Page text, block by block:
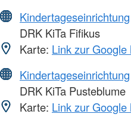
Kindertageseinrichtung
DRK KiTa Fifikus
Karte: Link zur
Kindertageseinrichtung
DRK KiTa Pusteblume
Karte: Link zur